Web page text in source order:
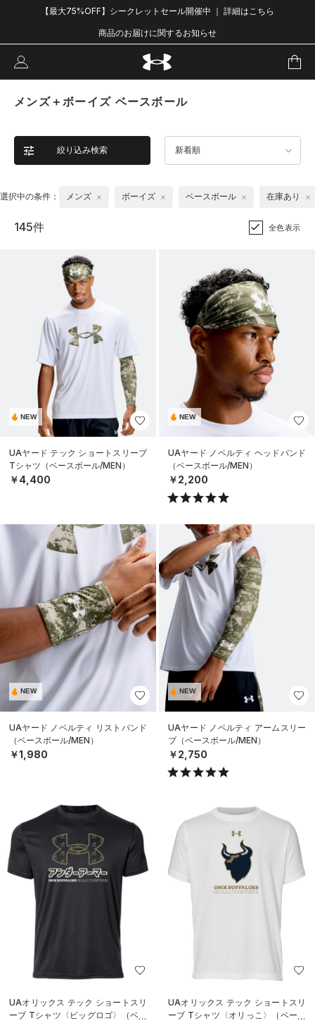
【最大75%OFF】シークレットセール開催中 ｜ 詳細はこちら
商品のお届けに関するお知らせ
メンズ＋ボーイズ ベースボール
絞り込み検索 新着順
選択中の条件： メンズ ボーイズ ベースボール 在庫あり
145件 全色表示
NEW
UAヤード テック ショートスリーブ
Tシャツ（ベースボール/MEN）
￥4,400
NEW
UAヤード ノベルティ ヘッドバンド
（ベースボール/MEN）
￥2,200
NEW
UAヤード ノベルティ リストバンド
（ベースボール/MEN）
￥1,980
NEW
UAヤード ノベルティ アームスリー
ブ（ベースボール/MEN）
￥2,750
UAオリックス テック ショートスリ
ーブ Tシャツ〈ビッグロゴ〉（ベー
UAオリックス テック ショートスリ
ーブ Tシャツ〈オリっこ〉（ベース